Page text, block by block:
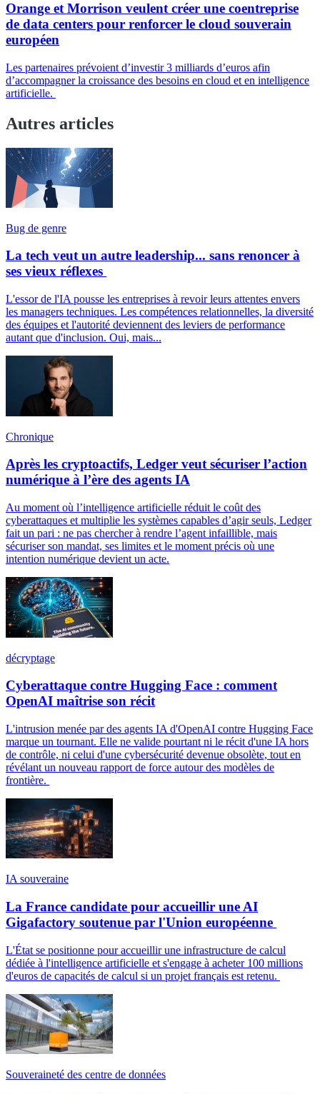
Orange et Morrison veulent créer une coentreprise
de data centers pour renforcer le cloud souverain
européen
Les partenaires prévoient d’investir 3 milliards d’euros afin
d’accompagner la croissance des besoins en cloud et en intelligence
artificielle.
Autres articles
Bug de genre
La tech veut un autre leadership... sans renoncer à
ses vieux réflexes
L'essor de l'IA pousse les entreprises à revoir leurs attentes envers
les managers techniques. Les compétences relationnelles, la diversité
des équipes et l'autorité deviennent des leviers de performance
autant que d'inclusion. Oui, mais...
Chronique
Après les cryptoactifs, Ledger veut sécuriser l’action
numérique à l’ère des agents IA
Au moment où l’intelligence artificielle réduit le coût des
cyberattaques et multiplie les systèmes capables d’agir seuls, Ledger
fait un pari : ne pas chercher à rendre l’agent infaillible, mais
sécuriser son mandat, ses limites et le moment précis où une
intention numérique devient un acte.
décryptage
Cyberattaque contre Hugging Face : comment
OpenAI maîtrise son récit
L'intrusion menée par des agents IA d'OpenAI contre Hugging Face
marque un tournant. Elle ne valide pourtant ni le récit d'une IA hors
de contrôle, ni celui d'une cybersécurité devenue obsolète, tout en
révélant un nouveau rapport de force autour des modèles de
frontière.
IA souveraine
La France candidate pour accueillir une AI
Gigafactory soutenue par l'Union européenne
L'État se positionne pour accueillir une infrastructure de calcul
dédiée à l'intelligence artificielle et s'engage à acheter 100 millions
d'euros de capacités de calcul si un projet français est retenu.
Souveraineté des centre de données